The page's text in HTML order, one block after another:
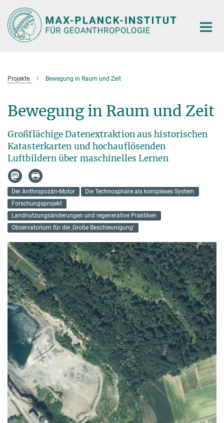
Hauptinhalt
Projekte Bewegung in Raum und Zeit
Bewegung in Raum und Zeit
Großflächige Datenextraktion aus historischen
Katasterkarten und hochauflösenden
Luftbildern über maschinelles Lernen
Der Anthropozän-Motor
Die Technosphäre als komplexes System
Forschungsprojekt
Landnutzungsänderungen und regenerative Praktiken
Observatorium für die ‚Große Beschleunigung‘